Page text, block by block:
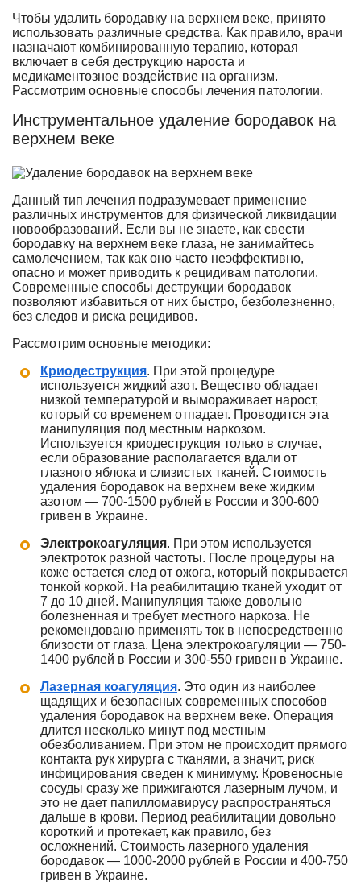
Чтобы удалить бородавку на верхнем веке, принято
использовать различные средства. Как правило, врачи
назначают комбинированную терапию, которая
включает в себя деструкцию нароста и
медикаментозное воздействие на организм.
Рассмотрим основные способы лечения патологии.
Инструментальное удаление бородавок на
верхнем веке
Данный тип лечения подразумевает применение
различных инструментов для физической ликвидации
новообразований. Если вы не знаете, как свести
бородавку на верхнем веке глаза, не занимайтесь
самолечением, так как оно часто неэффективно,
опасно и может приводить к рецидивам патологии.
Современные способы деструкции бородавок
позволяют избавиться от них быстро, безболезненно,
без следов и риска рецидивов.
Рассмотрим основные методики:
Криодеструкция. При этой процедуре
используется жидкий азот. Вещество обладает
низкой температурой и вымораживает нарост,
который со временем отпадает. Проводится эта
манипуляция под местным наркозом.
Используется криодеструкция только в случае,
если образование располагается вдали от
глазного яблока и слизистых тканей. Стоимость
удаления бородавок на верхнем веке жидким
азотом — 700-1500 рублей в России и 300-600
гривен в Украине.
Электрокоагуляция. При этом используется
электроток разной частоты. После процедуры на
коже остается след от ожога, который покрывается
тонкой коркой. На реабилитацию тканей уходит от
7 до 10 дней. Манипуляция также довольно
болезненная и требует местного наркоза. Не
рекомендовано применять ток в непосредственно
близости от глаза. Цена электрокоагуляции — 750-
1400 рублей в России и 300-550 гривен в Украине.
Лазерная коагуляция. Это один из наиболее
щадящих и безопасных современных способов
удаления бородавок на верхнем веке. Операция
длится несколько минут под местным
обезболиванием. При этом не происходит прямого
контакта рук хирурга с тканями, а значит, риск
инфицирования сведен к минимуму. Кровеносные
сосуды сразу же прижигаются лазерным лучом, и
это не дает папилломавирусу распространяться
дальше в крови. Период реабилитации довольно
короткий и протекает, как правило, без
осложнений. Стоимость лазерного удаления
бородавок — 1000-2000 рублей в России и 400-750
гривен в Украине.